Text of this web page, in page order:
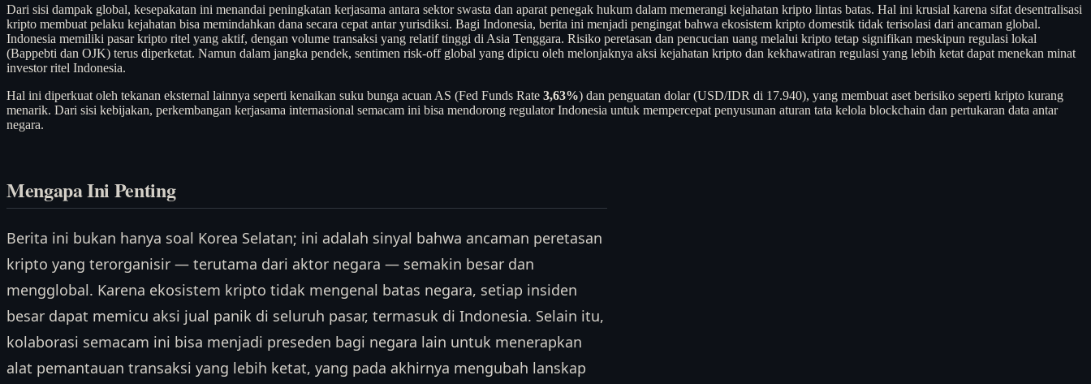
Dari sisi dampak global, kesepakatan ini menandai peningkatan kerjasama antara sektor swasta dan aparat penegak hukum dalam memerangi kejahatan kripto lintas batas. Hal ini krusial karena sifat desentralisasi
kripto membuat pelaku kejahatan bisa memindahkan dana secara cepat antar yurisdiksi. Bagi Indonesia, berita ini menjadi pengingat bahwa ekosistem kripto domestik tidak terisolasi dari ancaman global.
Indonesia memiliki pasar kripto ritel yang aktif, dengan volume transaksi yang relatif tinggi di Asia Tenggara. Risiko peretasan dan pencucian uang melalui kripto tetap signifikan meskipun regulasi lokal
(Bappebti dan OJK) terus diperketat. Namun dalam jangka pendek, sentimen risk-off global yang dipicu oleh melonjaknya aksi kejahatan kripto dan kekhawatiran regulasi yang lebih ketat dapat menekan minat
investor ritel Indonesia.
Hal ini diperkuat oleh tekanan eksternal lainnya seperti kenaikan suku bunga acuan AS (Fed Funds Rate 3,63%) dan penguatan dolar (USD/IDR di 17.940), yang membuat aset berisiko seperti kripto kurang
menarik. Dari sisi kebijakan, perkembangan kerjasama internasional semacam ini bisa mendorong regulator Indonesia untuk mempercepat penyusunan aturan tata kelola blockchain dan pertukaran data antar
negara.
Mengapa Ini Penting
Berita ini bukan hanya soal Korea Selatan; ini adalah sinyal bahwa ancaman peretasan
kripto yang terorganisir — terutama dari aktor negara — semakin besar dan
mengglobal. Karena ekosistem kripto tidak mengenal batas negara, setiap insiden
besar dapat memicu aksi jual panik di seluruh pasar, termasuk di Indonesia. Selain itu,
kolaborasi semacam ini bisa menjadi preseden bagi negara lain untuk menerapkan
alat pemantauan transaksi yang lebih ketat, yang pada akhirnya mengubah lanskap